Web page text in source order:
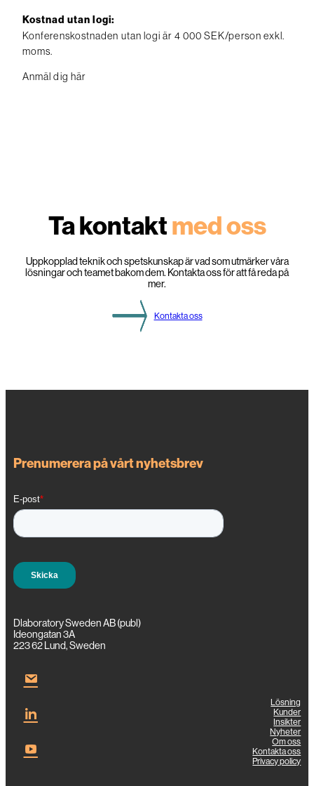
Kostnad utan logi:
Konferenskostnaden utan logi är 4 000 SEK/person exkl.
moms.
Anmäl dig här
Ta kontaktmed oss
Uppkopplad teknik och spetskunskap är vad som utmärker våra
lösningar och teamet bakom dem. Kontakta oss för att få reda på
mer.
Kontakta oss
Prenumerera på vårt nyhetsbrev
Dlaboratory Sweden AB (publ)
Ideongatan 3A
223 62 Lund, Sweden
Lösning
Kunder
Insikter
Nyheter
Om oss
Kontakta oss
Privacy policy